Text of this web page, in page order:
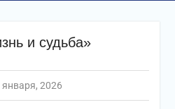
и судьба»
января, 2026